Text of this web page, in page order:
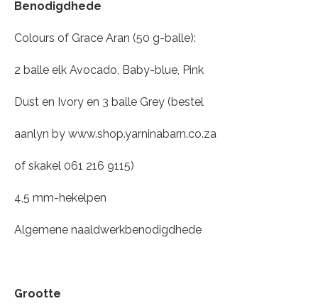
Benodigdhede
Colours of Grace Aran (50 g-balle):
2 balle elk Avocado, Baby-blue, Pink
Dust en Ivory en 3 balle Grey (bestel
aanlyn by www.shop.yarninabarn.co.za
of skakel 061 216 9115)
4,5 mm-hekelpen
Algemene naaldwerkbenodigdhede
Grootte